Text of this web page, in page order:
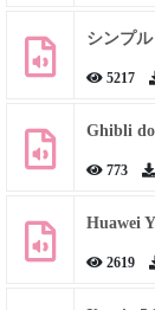
シンプ
5217
Ghibli
773
Huawei
2619